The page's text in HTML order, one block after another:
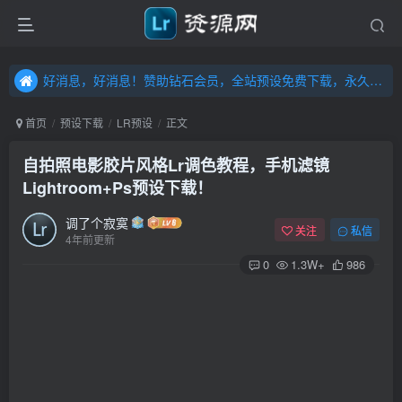
好消息，好消息！赞助钻石会员，全站预设免费下载，永久钻石会员，”送“万元超值资源，内容丰富，容量高达20T，不断更新！点击进入……
好消息，好消息！赞助钻石会员，全站预设免费下载，永久钻石会员，”送“万元超值资源，内容丰富，容量高达20T，不断更新！点击进入……
首页 预设下载 LR预设 正文
自拍照电影胶片风格Lr调色教程，手机滤镜
Lightroom+Ps预设下载！
调了个寂寞
4年前更新
关注 私信
0 1.3W+ 986